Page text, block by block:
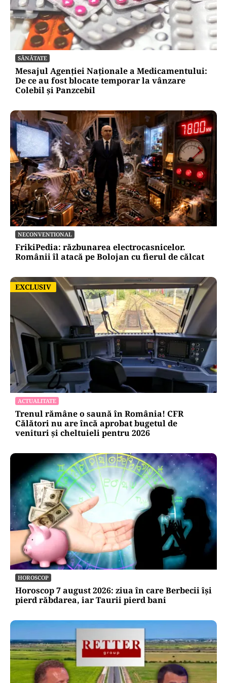
ACTUALITATE
Spionaj pentru Rusia: o româncă de 45 de ani,
arestată în Germania. Misiunea ar fi vizat un
asasinat
SĂNĂTATE
Mesajul Agenției Naționale a Medicamentului:
De ce au fost blocate temporar la vânzare
Colebil și Panzcebil
NECONVENTIONAL
FrikiPedia: răzbunarea electrocasnicelor.
Românii îl atacă pe Bolojan cu fierul de călcat
EXCLUSIV
EXCLUSIV
ACTUALITATE
Trenul rămâne o saună în România! CFR
Călători nu are încă aprobat bugetul de
venituri și cheltuieli pentru 2026